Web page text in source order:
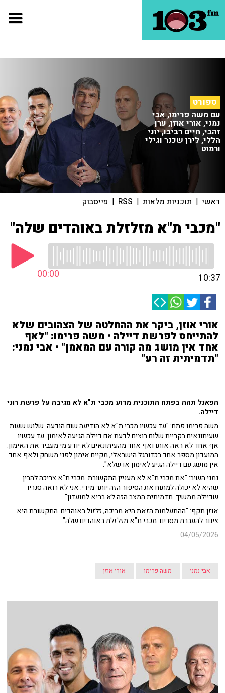
ספורט
עם משה פרימו, אבי
נמני, אורי אוזן, ערן
זהבי, חיים רביבו, יוני
הללי, לירן שכנר וגילי
ורמוט
ראשי | תוכניות מלאות |
RSS
| פייסבוק
"מכבי ת"א מזלזלת באוהדים שלה"
00:00 10:37
אורי אוזן, ביקר את ההחלטה של הצהובים שלא
להתייחס לפרשת דיילה • משה פרימו: "לאף
אחד אין מושג מה קורה עם המאמן" • אבי נמני:
"תדמיתית זה רע"
הפאנל תהה בפתח התוכנית מדוע מכבי ת"א לא מגיבה על פרשת רוני
דיילה.
משה פרימו פתח: "עד עכשיו מכבי ת"א לא הודיעה שום הודעה. שלוש שעות
שעיתונאים בקריית שלום רוצים לדעת אם דיילה הגיעה לאימון. עד עכשיו
אף אחד לא ראה אותו ואף אחד מהעיתונאים לא יודע מי מעביר את האימון.
המועדון מספר אחד בכדורגל הישראלי, מקיים אימון לפני משחק ולאף אחד
אין מושג עם דיילה הגיע לאימון או שלא".
נמני השיב: "את מכבי ת"א לא מעניין התקשורת. מכבי ת"א צריכה להבין
שהיא לא יכולה למתוח את הסיפור הזה יותר מידי. אני לא רואה סנריו
שדיילה ממשיך. תדמיתית המצב הזה לא בריא למועדון".
אוזן תקף: "ההתעלמות הזאת היא מביכה, זלזול באוהדים. התקשורת היא
צינור להעברת מסרים. מכבי ת"א מזלזלת באוהדים שלה".
04/05/2026
אבי נמני משה פרימו אורי אוזן